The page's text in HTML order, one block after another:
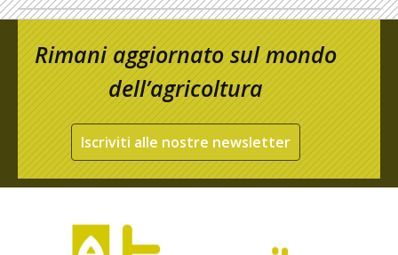
Rimani aggiornato sul mondo
dell’agricoltura
Iscriviti alle nostre newsletter